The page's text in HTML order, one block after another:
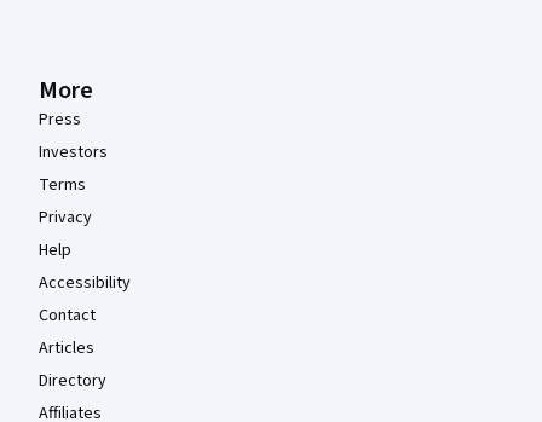
More
Press
Investors
Terms
Privacy
Help
Accessibility
Contact
Articles
Directory
Affiliates